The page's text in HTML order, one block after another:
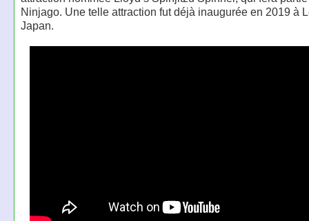
Ninjago. Une telle attraction fut déjà inaugurée en 2019 à
Japan.